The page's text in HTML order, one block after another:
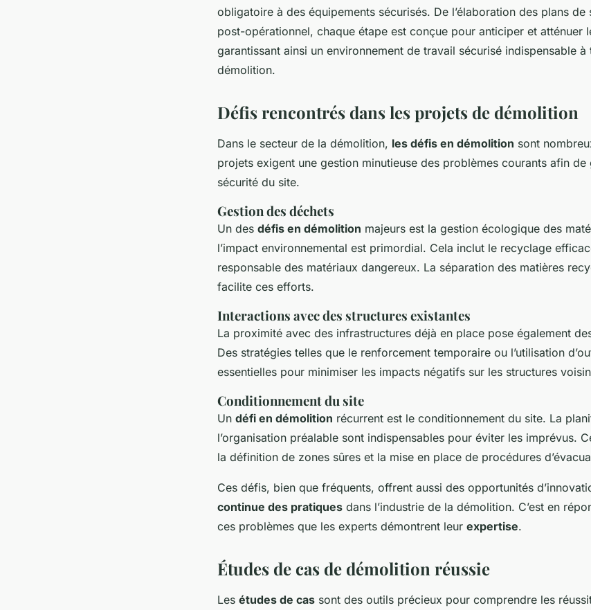
obligatoire à des équipements sécurisés. De l’élaboration des plans
post-opérationnel, chaque étape est conçue pour anticiper et atténuer
garantissant ainsi un environnement de travail sécurisé indispensable
démolition.
Défis rencontrés dans les projets de démolition
Dans le secteur de la démolition, les défis en démolition sont
projets exigent une gestion minutieuse des problèmes courants afin de
sécurité du site.
Gestion des déchets
Un des défis en démolition majeurs est la gestion écologique des
l’impact environnemental est primordial. Cela inclut le recyclage
responsable des matériaux dangereux. La séparation des matières
facilite ces efforts.
Interactions avec des structures existantes
La proximité avec des infrastructures déjà en place pose également
Des stratégies telles que le renforcement temporaire ou l’utilisation
essentielles pour minimiser les impacts négatifs sur les structures
Conditionnement du site
Un défi en démolition récurrent est le conditionnement du site. La
l’organisation préalable sont indispensables pour éviter les imprévus.
la définition de zones sûres et la mise en place de procédures
Ces défis, bien que fréquents, offrent aussi des opportunités
continue des pratiques dans l’industrie de la démolition. C’est en
ces problèmes que les experts démontrent leur expertise.
Études de cas de démolition réussie
Les études de cas sont des outils précieux pour comprendre les